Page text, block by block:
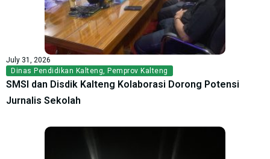
July 31, 2026
Dinas Pendidikan Kalteng Pemprov Kalteng
SMSI dan Disdik Kalteng Kolaborasi Dorong Potensi
Jurnalis Sekolah